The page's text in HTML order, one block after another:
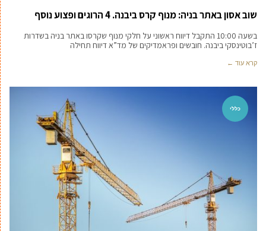
שוב אסון באתר בניה: מנוף קרס ביבנה. 4 הרוגים ופצוע נוסף
בשעה 10:00 התקבל דיווח ראשוני על חלקי מנוף שקרסו באתר בניה בשדרות
ז’בוטינסקי ביבנה. חובשים ופראמדיקים של מד”א דיווח תחילה
קרא עוד ←
כללי